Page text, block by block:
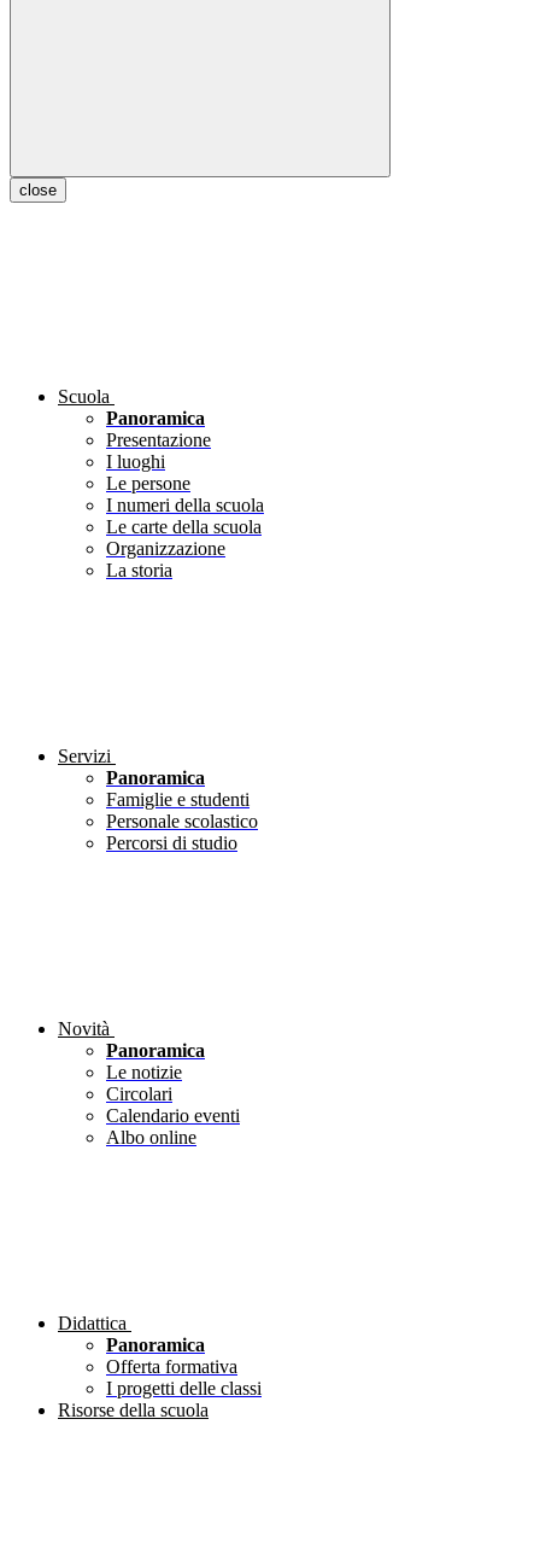
close
Scuola
Panoramica
Presentazione
I luoghi
Le persone
I numeri della scuola
Le carte della scuola
Organizzazione
La storia
Servizi
Panoramica
Famiglie e studenti
Personale scolastico
Percorsi di studio
Novità
Panoramica
Le notizie
Circolari
Calendario eventi
Albo online
Didattica
Panoramica
Offerta formativa
I progetti delle classi
Risorse della scuola